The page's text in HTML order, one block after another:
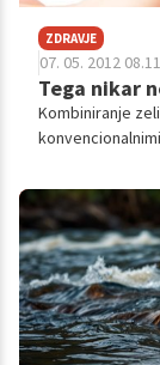
ZDRAVJE
07. 05. 2012 08.11
Tega nikar
Kombiniranje
strokovnjaki.